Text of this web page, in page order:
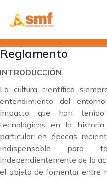
Reglamento
INTRODUCCIÓN
La cultura científica
entendimiento del
impacto que han
tecnológicos en la
particular en épocas
indispensable para
independientemente de la
el objeto de fomentar entre